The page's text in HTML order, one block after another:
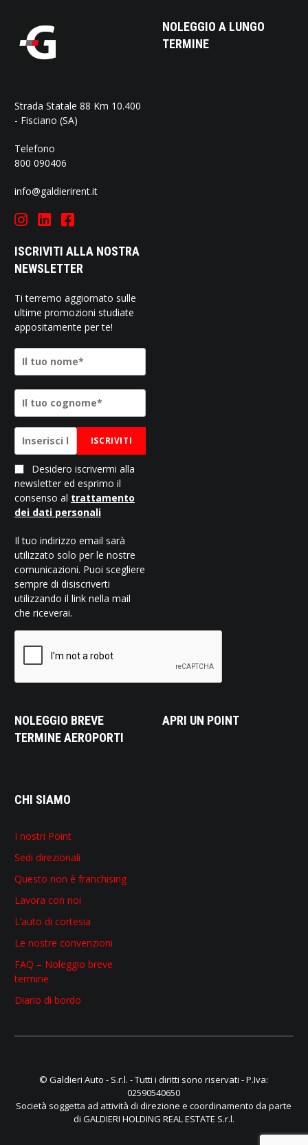
Strada Statale 88 Km 10.400
- Fisciano (SA)
Telefono
800 090406
info@galdierirent.it
ISCRIVITI ALLA NOSTRA
NEWSLETTER
Ti terremo aggiornato sulle
ultime promozioni studiate
appositamente per te!
ISCRIVITI
Desidero iscrivermi alla
newsletter ed esprimo il
consenso al trattamento
dei dati personali
Il tuo indirizzo email sarà
utilizzato solo per le nostre
comunicazioni. Puoi scegliere
sempre di disiscriverti
utilizzando il link nella mail
che riceverai.
NOLEGGIO A LUNGO
TERMINE
NOLEGGIO BREVE
TERMINE AEROPORTI
APRI UN POINT
CHI SIAMO
I nostri Point
Sedi direzionali
Questo non è franchising
Lavora con noi
L’auto di cortesia
Le nostre convenzioni
FAQ – Noleggio breve
termine
Diario di bordo
© Galdieri Auto - S.r.l. - Tutti i diritti sono riservati - P.Iva:
02590540650
Società soggetta ad attività di direzione e coordinamento da parte
di GALDIERI HOLDING REAL ESTATE S.r.l.